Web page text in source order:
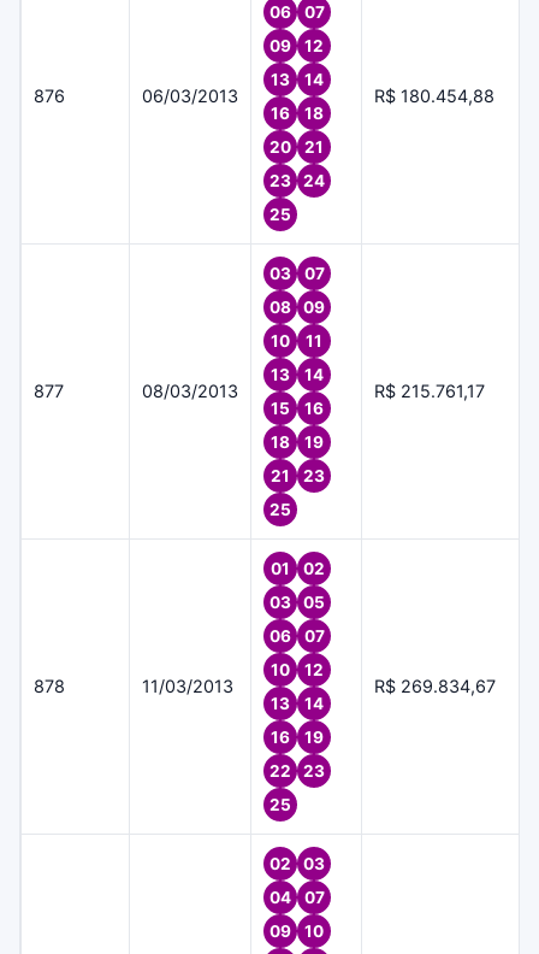
876 06/03/2013
06
07
09
12
13
14
16
18
20
21
23
24
25
R$ 180.454,88
877 08/03/2013
03
07
08
09
10
11
13
14
15
16
18
19
21
23
25
R$ 215.761,17
878 11/03/2013
01
02
03
05
06
07
10
12
13
14
16
19
22
23
25
R$ 269.834,67
02
03
04
07
09
10